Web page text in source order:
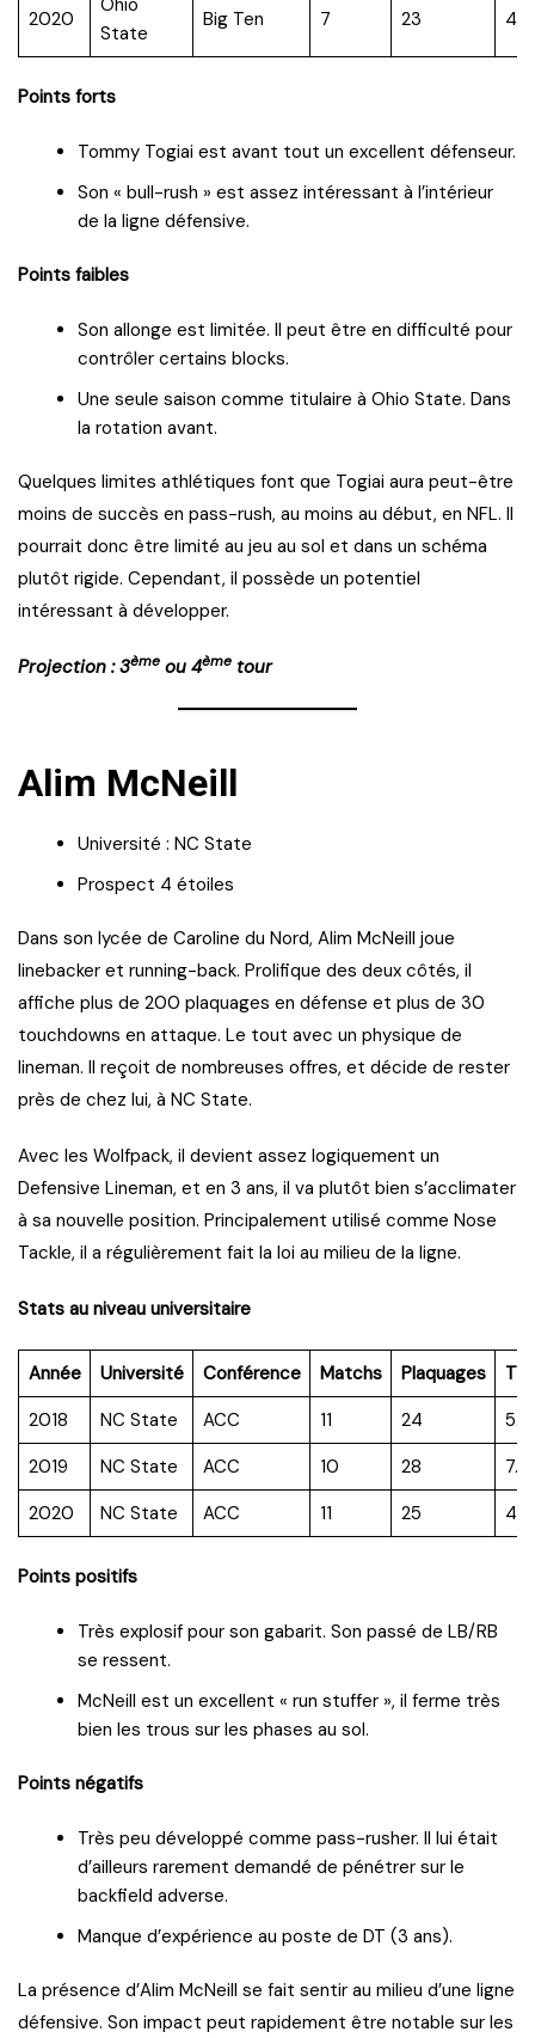
2020
State
Big Ten 7 23 4.5
Points forts
Tommy Togiai est avant tout un excellent défenseur.
Son « bull-rush » est assez intéressant à l’intérieur
de la ligne défensive.
Points faibles
Son allonge est limitée. Il peut être en difficulté pour
contrôler certains blocks.
Une seule saison comme titulaire à Ohio State. Dans
la rotation avant.
Quelques limites athlétiques font que Togiai aura peut-être
moins de succès en pass-rush, au moins au début, en NFL. Il
pourrait donc être limité au jeu au sol et dans un schéma
plutôt rigide. Cependant, il possède un potentiel
intéressant à développer.
Projection : 3ème ou 4ème tour
Alim McNeill
Université : NC State
Prospect 4 étoiles
Dans son lycée de Caroline du Nord, Alim McNeill joue
linebacker et running-back. Prolifique des deux côtés, il
affiche plus de 200 plaquages en défense et plus de 30
touchdowns en attaque. Le tout avec un physique de
lineman. Il reçoit de nombreuses offres, et décide de rester
près de chez lui, à NC State.
Avec les Wolfpack, il devient assez logiquement un
Defensive Lineman, et en 3 ans, il va plutôt bien s’acclimater
à sa nouvelle position. Principalement utilisé comme Nose
Tackle, il a régulièrement fait la loi au milieu de la ligne.
Stats au niveau universitaire
Année Université Conférence Matchs Plaquages
TFL
2018
NC State ACC 11 24
5.5
2019
NC State ACC 10 28
7.5
2020
NC State ACC 11 25 4.5
Points positifs
Très explosif pour son gabarit. Son passé de LB/RB
se ressent.
McNeill est un excellent « run stuffer », il ferme très
bien les trous sur les phases au sol.
Points négatifs
Très peu développé comme pass-rusher. Il lui était
d’ailleurs rarement demandé de pénétrer sur le
backfield adverse.
Manque d’expérience au poste de DT (3 ans).
La présence d’Alim McNeill se fait sentir au milieu d’une ligne
défensive. Son impact peut rapidement être notable sur les